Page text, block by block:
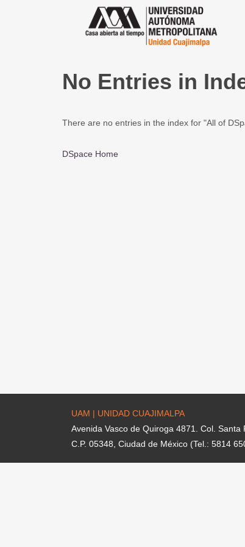
No Entries in
There are no entries in the index for "All of
DSpace Home
UAM | UNIDAD CUAJIMALPA
Avenida Vasco de Quiroga 4871. Col.
C.P. 05348, Ciudad de México (Tel.: 5814